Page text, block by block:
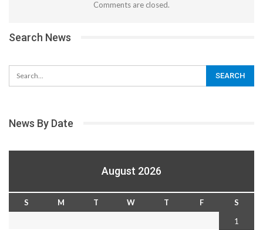
Comments are closed.
Search News
News By Date
August 2026
S M T W T F
S
1